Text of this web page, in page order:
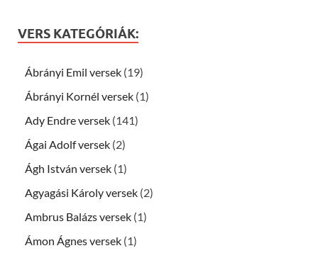
VERS KATEGÓRIÁK:
Ábrányi Emil versek (19)
Ábrányi Kornél versek (1)
Ady Endre versek (141)
Ágai Adolf versek (2)
Ágh István versek (1)
Agyagási Károly versek (2)
Ambrus Balázs versek (1)
Ámon Ágnes versek (1)